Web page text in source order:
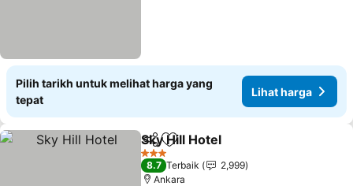
Pilih tarikh untuk melihat harga yang
tepat
Lihat harga
KongsiTambah ke favorit
Sky Hill Hotel
3 Bintang
8.7 Terbaik
2,999
Ankara